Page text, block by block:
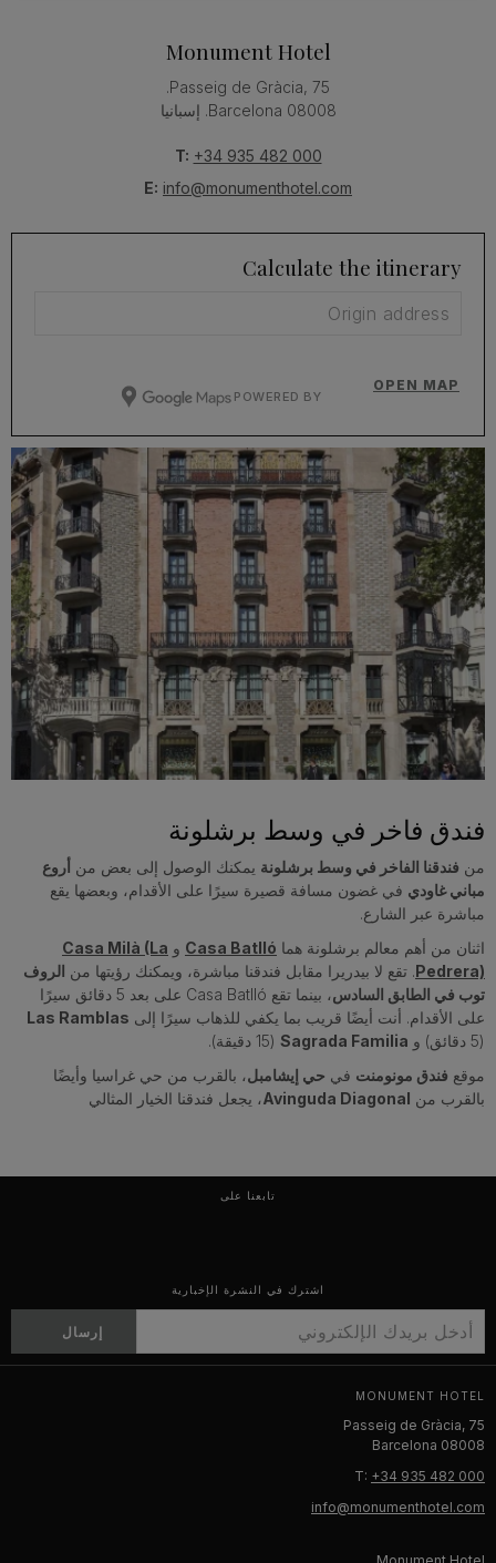
Monument Hotel
Passeig de Gràcia, 75.
08008 Barcelona. إسبانيا
T: +34 935 482 000
E: info@monumenthotel.com
Calculate the itinerary
OPEN MAP
POWERED BY
فندق فاخر في وسط برشلونة
من فندقنا الفاخر في وسط برشلونة يمكنك الوصول إلى بعض من أروع
مباني غاودي في غضون مسافة قصيرة سيرًا على الأقدام، وبعضها يقع
مباشرة عبر الشارع.
اثنان من أهم معالم برشلونة هما Casa Batlló و Casa Milà (La
Pedrera). تقع لا بيدريرا مقابل فندقنا مباشرة، ويمكنك رؤيتها من الروف
توب في الطابق السادس
، بينما تقع Casa Batlló على بعد 5 دقائق سيرًا
على الأقدام. أنت أيضًا قريب بما يكفي للذهاب سيرًا إلى Las Ramblas
(5 دقائق) و
Sagrada Familia (15 دقيقة).
موقع فندق مونومنت في حي إيشامبل، بالقرب من حي غراسيا وأيضًا
بالقرب من Avinguda Diagonal، يجعل فندقنا الخيار المثالي
تابعنا على
اشترك في النشرة الإخبارية
إرسال
MONUMENT HOTEL
Passeig de Gràcia, 75
08008 Barcelona
T: +34 935 482 000
info@monumenthotel.com